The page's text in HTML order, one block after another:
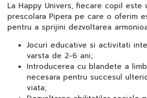
La Happy Univers, fiecare copil este
prescolara Pipera pe care o oferim
pentru a sprijini dezvoltarea
Jocuri educative si activitati
varsta de 2-6 ani;
Introducerea cu blandete a
necesara pentru succesul
viata;